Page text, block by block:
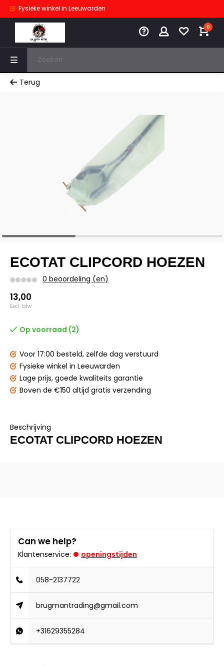
Fysieke winkel in Leeuwarden
0
Terug
ECOTAT CLIPCORD HOEZEN
0 beoordeling (en)
13,00
Excl. btw
Op voorraad (2)
Voor 17:00 besteld, zelfde dag verstuurd
Fysieke winkel in Leeuwarden
Lage prijs, goede kwaliteits garantie
Boven de €150 altijd gratis verzending
Beschrijving
ECOTAT CLIPCORD HOEZEN
Can we help?
Klantenservice: openingstijden
058-2137722
brugmantrading@gmail.com
+31629355284